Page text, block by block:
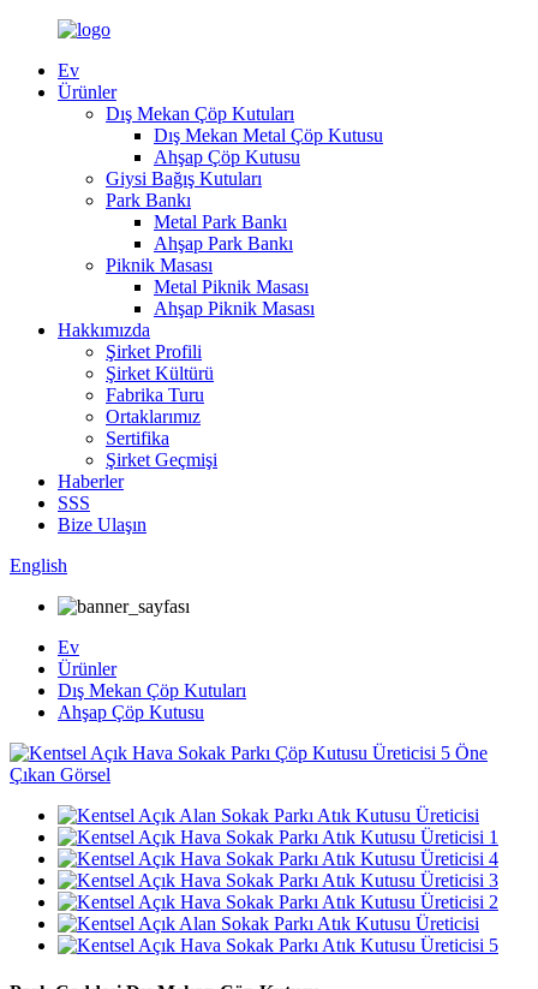
Ev
Ürünler
Dış Mekan Çöp Kutuları
Dış Mekan Metal Çöp Kutusu
Ahşap Çöp Kutusu
Giysi Bağış Kutuları
Park Bankı
Metal Park Bankı
Ahşap Park Bankı
Piknik Masası
Metal Piknik Masası
Ahşap Piknik Masası
Hakkımızda
Şirket Profili
Şirket Kültürü
Fabrika Turu
Ortaklarımız
Sertifika
Şirket Geçmişi
Haberler
SSS
Bize Ulaşın
English
Ev
Ürünler
Dış Mekan Çöp Kutuları
Ahşap Çöp Kutusu